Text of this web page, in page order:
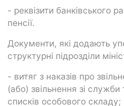
- реквізити банківського
пенсії.
Документи, які додають
структурні підрозділи
- витяг з наказів про
(або) звільнення зі
списків особового складу;